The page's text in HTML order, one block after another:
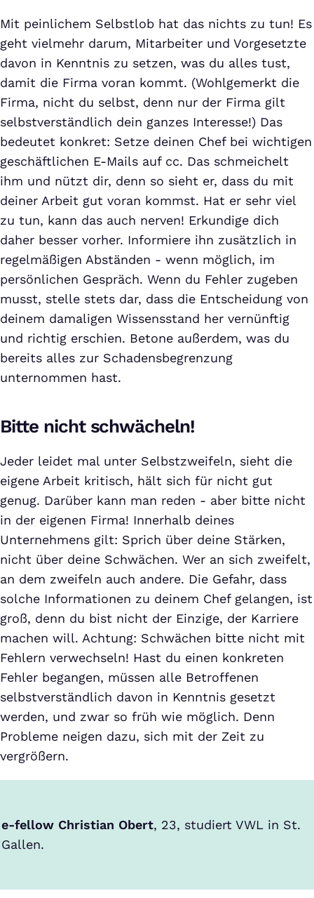
Mit peinlichem Selbstlob hat das nichts zu tun! Es
geht vielmehr darum, Mitarbeiter und Vorgesetzte
davon in Kenntnis zu setzen, was du alles tust,
damit die Firma voran kommt. (Wohlgemerkt die
Firma, nicht du selbst, denn nur der Firma gilt
selbstverständlich dein ganzes Interesse!) Das
bedeutet konkret: Setze deinen Chef bei wichtigen
geschäftlichen E-Mails auf cc. Das schmeichelt
ihm und nützt dir, denn so sieht er, dass du mit
deiner Arbeit gut voran kommst. Hat er sehr viel
zu tun, kann das auch nerven! Erkundige dich
daher besser vorher. Informiere ihn zusätzlich in
regelmäßigen Abständen - wenn möglich, im
persönlichen Gespräch. Wenn du Fehler zugeben
musst, stelle stets dar, dass die Entscheidung von
deinem damaligen Wissensstand her vernünftig
und richtig erschien. Betone außerdem, was du
bereits alles zur Schadensbegrenzung
unternommen hast.
Bitte nicht schwächeln!
Jeder leidet mal unter Selbstzweifeln, sieht die
eigene Arbeit kritisch, hält sich für nicht gut
genug. Darüber kann man reden - aber bitte nicht
in der eigenen Firma! Innerhalb deines
Unternehmens gilt: Sprich über deine Stärken,
nicht über deine Schwächen. Wer an sich zweifelt,
an dem zweifeln auch andere. Die Gefahr, dass
solche Informationen zu deinem Chef gelangen, ist
groß, denn du bist nicht der Einzige, der Karriere
machen will. Achtung: Schwächen bitte nicht mit
Fehlern verwechseln! Hast du einen konkreten
Fehler begangen, müssen alle Betroffenen
selbstverständlich davon in Kenntnis gesetzt
werden, und zwar so früh wie möglich. Denn
Probleme neigen dazu, sich mit der Zeit zu
vergrößern.
e-fellow Christian Obert, 23, studiert VWL in St.
Gallen.